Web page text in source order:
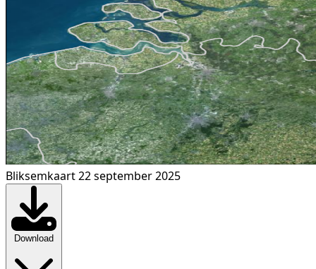
Bliksemkaart 22 september 2025
Download